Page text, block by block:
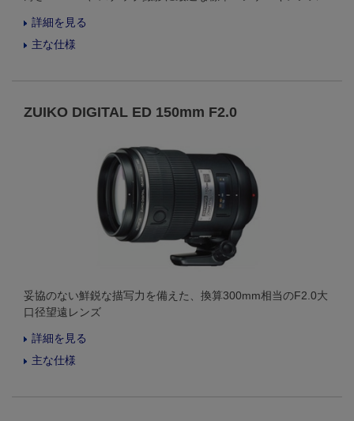
詳細を見る
主な仕様
ZUIKO DIGITAL ED 150mm F2.0
妥協のない鮮鋭な描写力を備えた、換算300mm相当のF2.0大
口径望遠レンズ
詳細を見る
主な仕様